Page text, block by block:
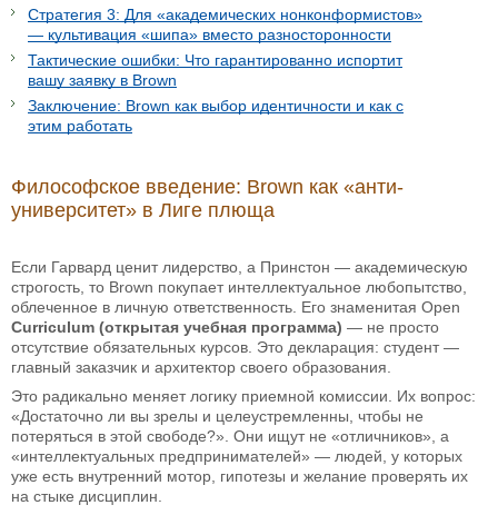
Стратегия 3: Для «академических нонконформистов»
— культивация «шипа» вместо разносторонности
Тактические ошибки: Что гарантированно испортит
вашу заявку в Brown
Заключение: Brown как выбор идентичности и как с
этим работать
Философское введение: Brown как «анти-
университет» в Лиге плюща
Если Гарвард ценит лидерство, а Принстон — академическую
строгость, то Brown покупает интеллектуальное любопытство,
облеченное в личную ответственность. Его знаменитая Open
Curriculum (открытая учебная программа) — не просто
отсутствие обязательных курсов. Это декларация: студент —
главный заказчик и архитектор своего образования.
Это радикально меняет логику приемной комиссии. Их вопрос:
«Достаточно ли вы зрелы и целеустремленны, чтобы не
потеряться в этой свободе?». Они ищут не «отличников», а
«интеллектуальных предпринимателей» — людей, у которых
уже есть внутренний мотор, гипотезы и желание проверять их
на стыке дисциплин.